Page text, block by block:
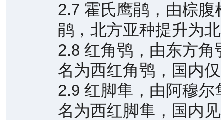
2.7 霍氏鹰鹃，由棕
鹃，北方亚种提升为
2.8 红角鸮，由东方
名为西红角鸮，国内
2.9 红脚隼，由阿穆
名为西红脚隼，国内